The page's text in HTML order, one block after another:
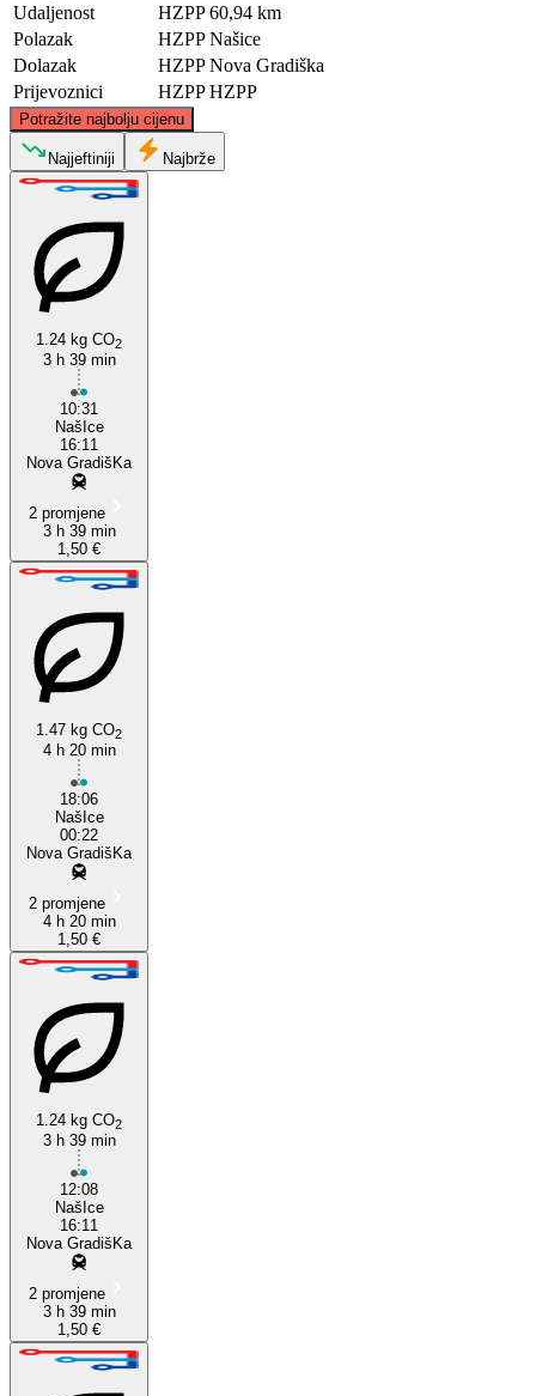
Udaljenost
HZPP 60,94 km
Polazak
HZPP Našice
Dolazak
HZPP Nova Gradiška
Prijevoznici
HZPP HZPP
Potražite najbolju cijenu
Nova Gradiška
Najjeftiniji Najbrže
1.24 kg CO2
3 h 39 min
10:31
NašIce
16:11
Nova GradišKa
2 promjene
3 h 39 min
1,50 €
1.47 kg CO2
4 h 20 min
18:06
NašIce
00:22
Nova GradišKa
2 promjene
4 h 20 min
1,50 €
1.24 kg CO2
3 h 39 min
12:08
NašIce
16:11
Nova GradišKa
2 promjene
3 h 39 min
1,50 €